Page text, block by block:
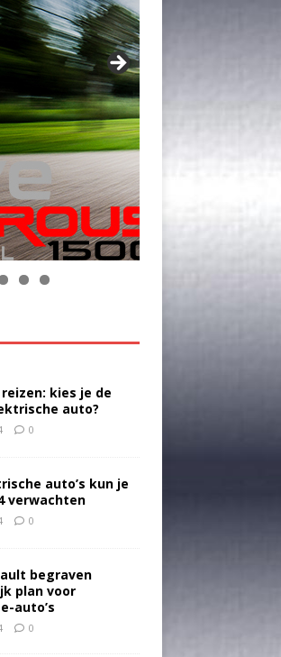
kies je de
auto?
0
auto’s kun je
verwachten
0
begraven
plan voor
auto’s
0